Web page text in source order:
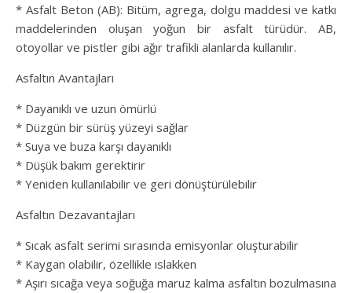
* Asfalt Beton (AB): Bitüm, agrega, dolgu maddesi ve katkı
maddelerinden oluşan yoğun bir asfalt türüdür. AB,
otoyollar ve pistler gibi ağır trafikli alanlarda kullanılır.
Asfaltın Avantajları
* Dayanıklı ve uzun ömürlü
* Düzgün bir sürüş yüzeyi sağlar
* Suya ve buza karşı dayanıklı
* Düşük bakım gerektirir
* Yeniden kullanılabilir ve geri dönüştürülebilir
Asfaltın Dezavantajları
* Sıcak asfalt serimi sırasında emisyonlar oluşturabilir
* Kaygan olabilir, özellikle ıslakken
* Aşırı sıcağa veya soğuğa maruz kalma asfaltın bozulmasına